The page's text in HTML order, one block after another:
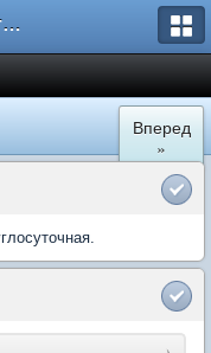
Форум Новостройки
Вперед
»